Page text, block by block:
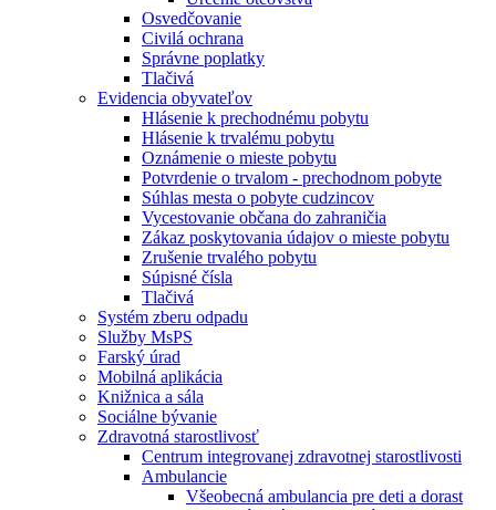
Osvedčovanie
Civilá ochrana
Správne poplatky
Tlačivá
Evidencia obyvateľov
Hlásenie k prechodnému pobytu
Hlásenie k trvalému pobytu
Oznámenie o mieste pobytu
Potvrdenie o trvalom - prechodnom pobyte
Súhlas mesta o pobyte cudzincov
Vycestovanie občana do zahraničia
Zákaz poskytovania údajov o mieste pobytu
Zrušenie trvalého pobytu
Súpisné čísla
Tlačivá
Systém zberu odpadu
Služby MsPS
Farský úrad
Mobilná aplikácia
Knižnica a sála
Sociálne bývanie
Zdravotná starostlivosť
Centrum integrovanej zdravotnej starostlivosti
Ambulancie
Všeobecná ambulancia pre deti a dorast